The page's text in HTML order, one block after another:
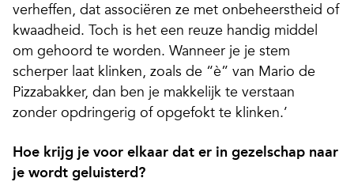
verheffen, dat associëren ze met onbeheerstheid of
kwaadheid. Toch is het een reuze handig middel
om gehoord te worden. Wanneer je je stem
scherper laat klinken, zoals de “è” van Mario de
Pizzabakker, dan ben je makkelijk te verstaan
zonder opdringerig of opgefokt te klinken.’
Hoe krijg je voor elkaar dat er in gezelschap naar
je wordt geluisterd?